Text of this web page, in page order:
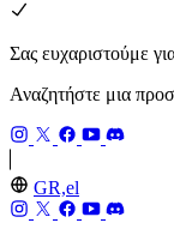
Σας ευχαριστούμε
Αναζητήστε μια
GR,el